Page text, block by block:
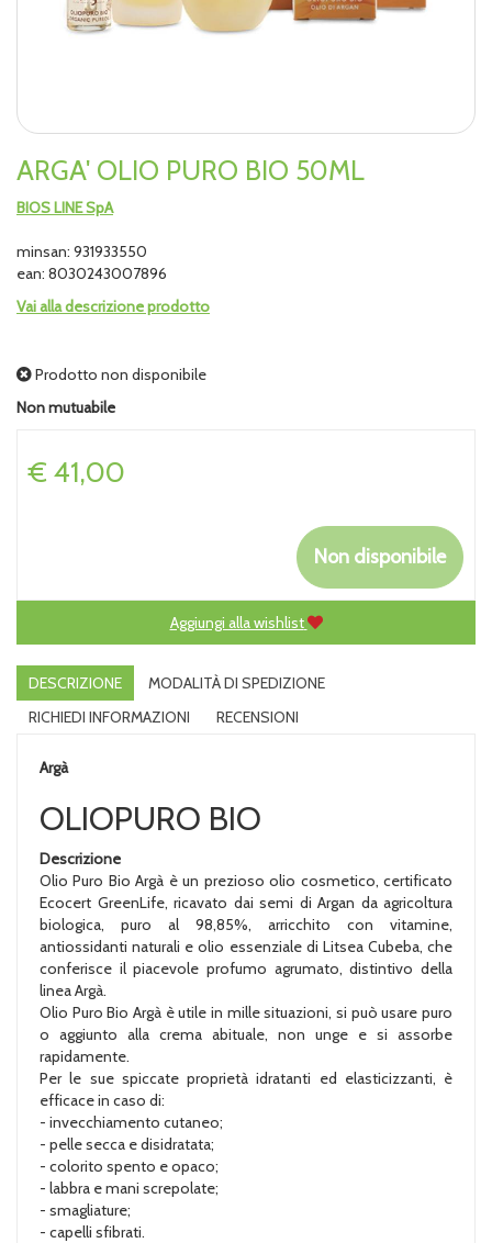
ARGA' OLIO PURO BIO 50ML
BIOS LINE SpA
minsan: 931933550
ean: 8030243007896
Vai alla descrizione prodotto
Prodotto non disponibile
Non mutuabile
Prezzo
€ 41,00
Non disponibile
Aggiungi alla wishlist
DESCRIZIONE
MODALITÀ DI SPEDIZIONE
RICHIEDI INFORMAZIONI
RECENSIONI
Argà
OLIOPURO BIO
Descrizione
Olio Puro Bio Argà è un prezioso olio cosmetico, certificato
Ecocert GreenLife, ricavato dai semi di Argan da agricoltura
biologica, puro al 98,85%, arricchito con vitamine,
antiossidanti naturali e olio essenziale di Litsea Cubeba, che
conferisce il piacevole profumo agrumato, distintivo della
linea Argà.
Olio Puro Bio Argà è utile in mille situazioni, si può usare puro
o aggiunto alla crema abituale, non unge e si assorbe
rapidamente.
Per le sue spiccate proprietà idratanti ed elasticizzanti, è
efficace in caso di:
- invecchiamento cutaneo;
- pelle secca e disidratata;
- colorito spento e opaco;
- labbra e mani screpolate;
- smagliature;
- capelli sfibrati.